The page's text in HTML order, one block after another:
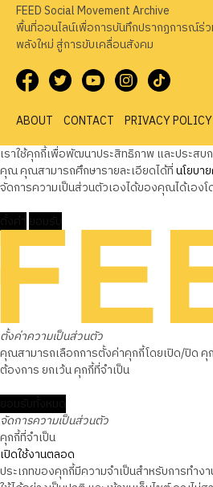
FEED Social Movement Archive
พื้นที่ออนไลน์เพื่อการบันทึกปรากฏการณ์ร่
พลังใหม่ สู่การขับเคลื่อนสังคม
ABOUT CONTACT
PRIVACY POLICY
เราใช้คุกกี้เพื่อพัฒนาประสิทธิภาพ และประสบ
คุณ คุณสามารถศึกษารายละเอียดได้ที่นโยบา
จัดการความเป็นส่วนตัวเองได้ของคุณได้เอง
ตั้งค่าความเป็นส่วนตัว
คุณสามารถเลือกการตั้งค่าคุกกี้โดยเปิด/ปิด คุ
ต้องการ ยกเว้น คุกกี้ที่จำเป็น
จัดการความเป็นส่วนตัว
คุกกี้ที่จำเป็น
เปิดใช้งานตลอด
ประเภทของคุกกี้มีความจำเป็นสำหรับการทำง